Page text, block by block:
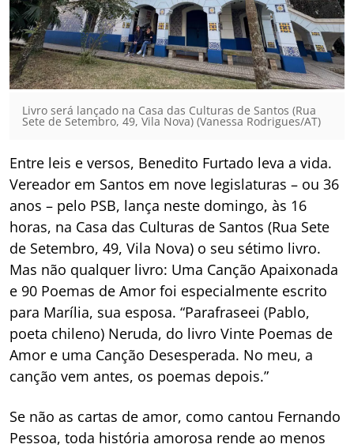
Livro será lançado na Casa das Culturas de Santos (Rua
Sete de Setembro, 49, Vila Nova) (Vanessa Rodrigues/AT)
Entre leis e versos, Benedito Furtado leva a vida.
Vereador em Santos em nove legislaturas – ou 36
anos – pelo PSB, lança neste domingo, às 16
horas, na Casa das Culturas de Santos (Rua Sete
de Setembro, 49, Vila Nova) o seu sétimo livro.
Mas não qualquer livro: Uma Canção Apaixonada
e 90 Poemas de Amor foi especialmente escrito
para Marília, sua esposa. “Parafraseei (Pablo,
poeta chileno) Neruda, do livro Vinte Poemas de
Amor e uma Canção Desesperada. No meu, a
canção vem antes, os poemas depois.”
Se não as cartas de amor, como cantou Fernando
Pessoa, toda história amorosa rende ao menos